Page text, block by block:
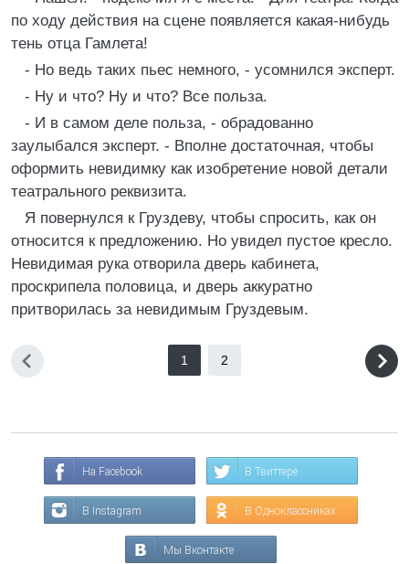
по ходу действия на сцене появляется какая-нибудь
тень отца Гамлета!
- Но ведь таких пьес немного, - усомнился эксперт.
- Ну и что? Ну и что? Все польза.
- И в самом деле польза, - обрадованно
заулыбался эксперт. - Вполне достаточная, чтобы
оформить невидимку как изобретение новой детали
театрального реквизита.
Я повернулся к Груздеву, чтобы спросить, как он
относится к предложению. Но увидел пустое кресло.
Невидимая рука отворила дверь кабинета,
проскрипела половица, и дверь аккуратно
притворилась за невидимым Груздевым.
1 2
На Facebook В Твиттере
В Instagram В Одноклассниках
Мы Вконтакте